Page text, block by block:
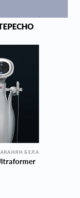
БЕЛА